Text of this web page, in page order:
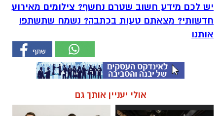
יש לכם מידע חשוב שטרם נחשף? צילומים מאירוע
חדשותי? מצאתם טעות בכתבה? נשמח שתשתפו
אותנו
אולי יעניין אותך גם